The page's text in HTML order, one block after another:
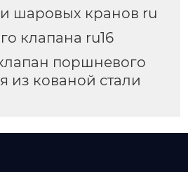
шаровых кранов ru
клапана ru16
поршневого
из кованой стали